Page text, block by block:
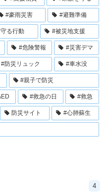
#豪雨災害 #避難準備
る行動 #被災地支援
#危険警報 #災害デマ
#防災リュック #車水没
#親子で防災
#救急の日 #救急
防災サイト #心肺蘇生
4